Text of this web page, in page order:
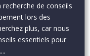
de conseils
lors des
plus, car nous
essentiels pour